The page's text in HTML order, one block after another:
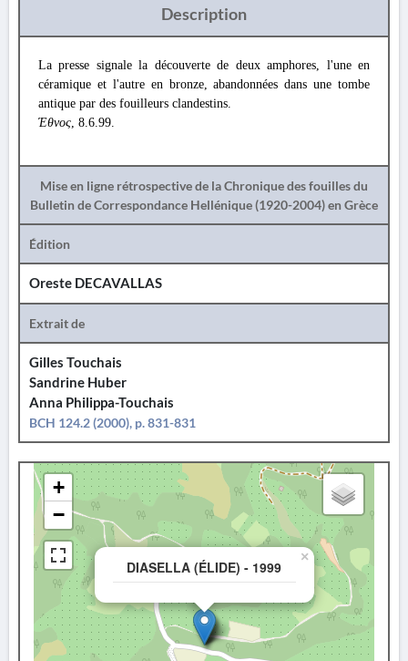
Description
La presse signale la découverte de deux amphores, l'une en
céramique et l'autre en bronze, abandonnées dans une tombe
antique par des fouilleurs clandestins.
Έθνος, 8.6.99.
Mise en ligne rétrospective de la Chronique des fouilles du
Bulletin de Correspondance Hellénique (1920-2004) en Grèce
Édition
Oreste DECAVALLAS
Extrait de
Gilles Touchais
Sandrine Huber
Anna Philippa-Touchais
BCH 124.2 (2000), p. 831-831
DIASELLA (ÉLIDE) - 1999
×
+
−